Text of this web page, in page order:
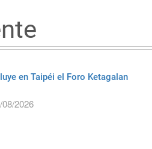
en Taipéi el Foro Ketagalan
2026